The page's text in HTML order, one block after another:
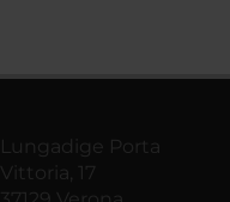
Lungadige Porta
Vittoria, 17